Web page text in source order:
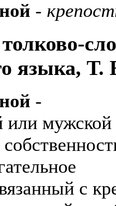
-
языка,
-
мужской
с